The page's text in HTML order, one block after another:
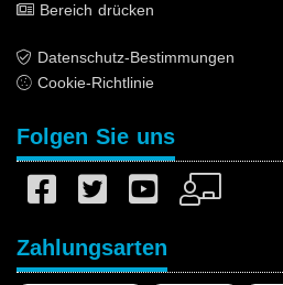
Bereich drücken
Datenschutz-Bestimmungen
Cookie-Richtlinie
Folgen Sie uns
Zahlungsarten